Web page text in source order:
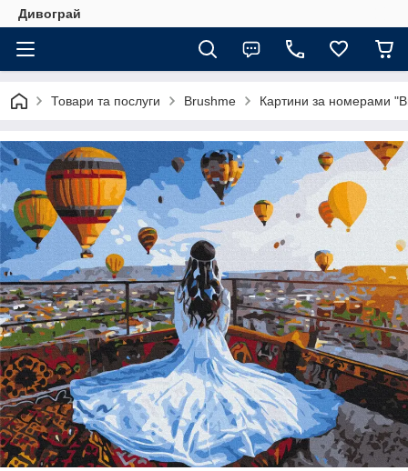
Дивограй
Товари та послуги Brushme Картини за номерами